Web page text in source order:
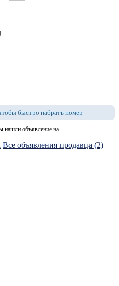
быстро набрать номер
нашли объявление на
Все объявления продавца (2)